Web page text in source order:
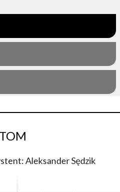
Aleksander Sędzik